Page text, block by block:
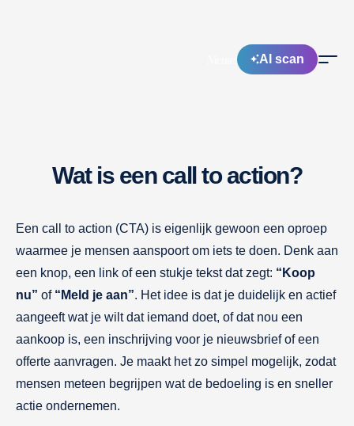
Nieuw! AI scan
Wat is een call to action?
Een call to action (CTA) is eigenlijk gewoon een oproep
waarmee je mensen aanspoort om iets te doen. Denk aan
een knop, een link of een stukje tekst dat zegt: “Koop
nu” of “Meld je aan”. Het idee is dat je duidelijk en actief
aangeeft wat je wilt dat iemand doet, of dat nou een
aankoop is, een inschrijving voor je nieuwsbrief of een
offerte aanvragen. Je maakt het zo simpel mogelijk, zodat
mensen meteen begrijpen wat de bedoeling is en sneller
actie ondernemen.